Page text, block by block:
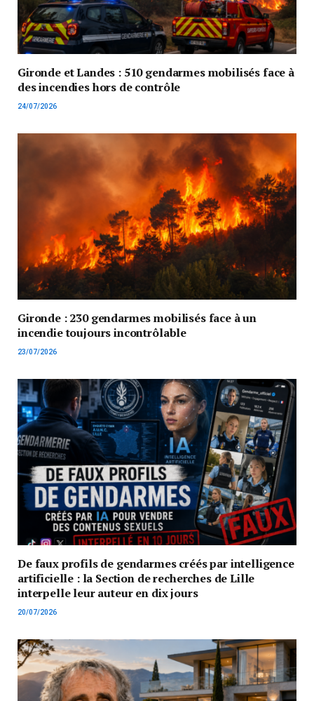
Gironde et Landes : 510 gendarmes mobilisés face à
des incendies hors de contrôle
24/07/2026
Gironde : 230 gendarmes mobilisés face à un
incendie toujours incontrôlable
23/07/2026
De faux profils de gendarmes créés par intelligence
artificielle : la Section de recherches de Lille
interpelle leur auteur en dix jours
20/07/2026